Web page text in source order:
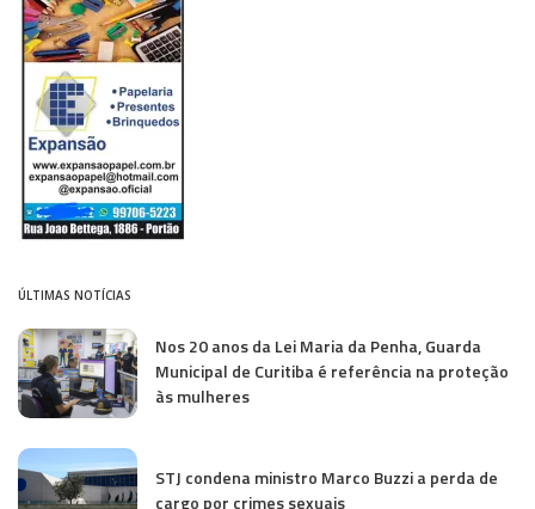
ÚLTIMAS NOTÍCIAS
Nos 20 anos da Lei Maria da Penha, Guarda
Municipal de Curitiba é referência na proteção
às mulheres
STJ condena ministro Marco Buzzi a perda de
cargo por crimes sexuais